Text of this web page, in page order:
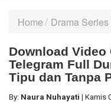
Home Drama Series
Download
Telegram Full
Tipu dan Tanpa
By: Naura Nuhayati | Kamis